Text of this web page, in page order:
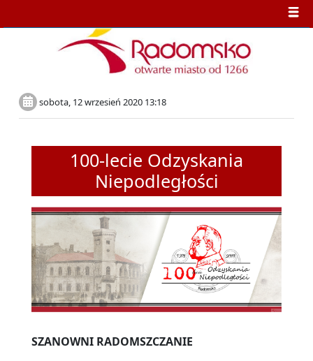
sobota, 12 wrzesień 2020 13:18
100-lecie Odzyskania
Niepodległości
SZANOWNI RADOMSZCZANIE